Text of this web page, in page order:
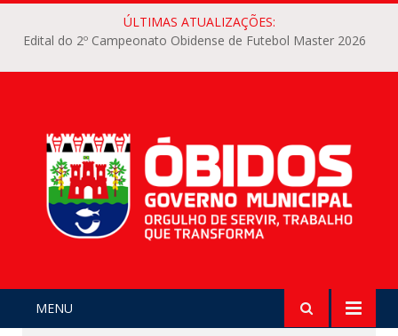
ÚLTIMAS ATUALIZAÇÕES:
Edital do 2º Campeonato Obidense de Futebol Master 2026
MENU